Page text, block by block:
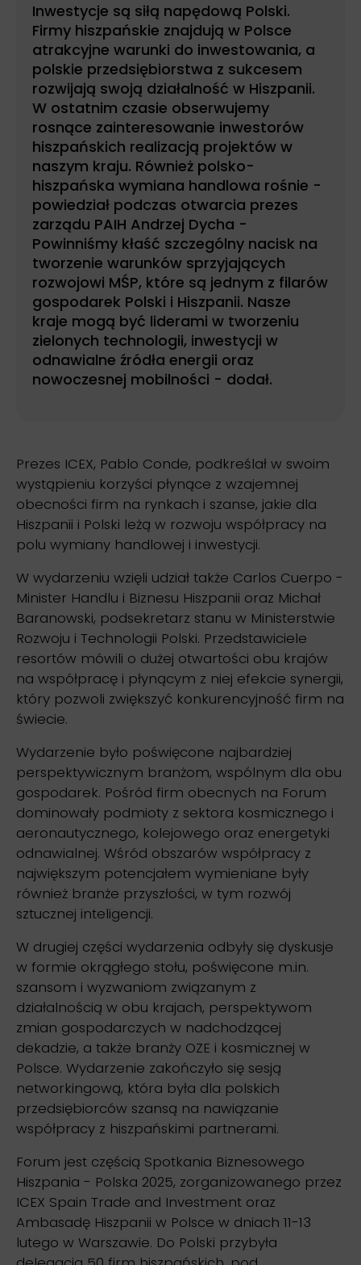
Inwestycje są siłą napędową Polski.
Firmy hiszpańskie znajdują w Polsce
atrakcyjne warunki do inwestowania, a
polskie przedsiębiorstwa z sukcesem
rozwijają swoją działalność w Hiszpanii.
W ostatnim czasie obserwujemy
rosnące zainteresowanie inwestorów
hiszpańskich realizacją projektów w
naszym kraju. Również polsko-
hiszpańska wymiana handlowa rośnie -
powiedział podczas otwarcia prezes
zarządu PAIH Andrzej Dycha -
Powinniśmy kłaść szczególny nacisk na
tworzenie warunków sprzyjających
rozwojowi MŚP, które są jednym z filarów
gospodarek Polski i Hiszpanii. Nasze
kraje mogą być liderami w tworzeniu
zielonych technologii, inwestycji w
odnawialne źródła energii oraz
nowoczesnej mobilności - dodał.
Prezes ICEX, Pablo Conde, podkreślał w swoim
wystąpieniu korzyści płynące z wzajemnej
obecności firm na rynkach i szanse, jakie dla
Hiszpanii i Polski leżą w rozwoju współpracy na
polu wymiany handlowej i inwestycji.
W wydarzeniu wzięli udział także Carlos Cuerpo -
Minister Handlu i Biznesu Hiszpanii oraz Michał
Baranowski, podsekretarz stanu w Ministerstwie
Rozwoju i Technologii Polski. Przedstawiciele
resortów mówili o dużej otwartości obu krajów
na współpracę i płynącym z niej efekcie synergii,
który pozwoli zwiększyć konkurencyjność firm na
świecie.
Wydarzenie było poświęcone najbardziej
perspektywicznym branżom, wspólnym dla obu
gospodarek. Pośród firm obecnych na Forum
dominowały podmioty z sektora kosmicznego i
aeronautycznego, kolejowego oraz energetyki
odnawialnej. Wśród obszarów współpracy z
największym potencjałem wymieniane były
również branże przyszłości, w tym rozwój
sztucznej inteligencji.
W drugiej części wydarzenia odbyły się dyskusje
w formie okrągłego stołu, poświęcone m.in.
szansom i wyzwaniom związanym z
działalnością w obu krajach, perspektywom
zmian gospodarczych w nadchodzącej
dekadzie, a także branży OZE i kosmicznej w
Polsce. Wydarzenie zakończyło się sesją
networkingową, która była dla polskich
przedsiębiorców szansą na nawiązanie
współpracy z hiszpańskimi partnerami.
Forum jest częścią Spotkania Biznesowego
Hiszpania - Polska 2025, zorganizowanego przez
ICEX Spain Trade and Investment oraz
Ambasadę Hiszpanii w Polsce w dniach 11-13
lutego w Warszawie. Do Polski przybyła